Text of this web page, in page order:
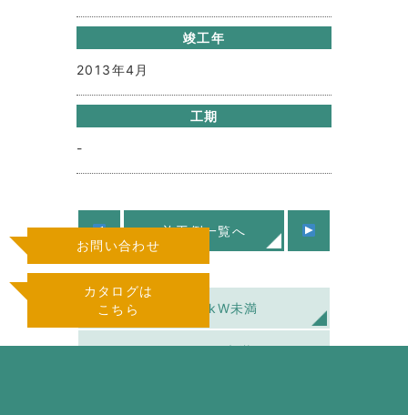
お問い合わせ
カタログは
こちら
竣工年
2013年4月
工期
-
施工例一覧へ
住宅用10kW未満
低圧50kW未満